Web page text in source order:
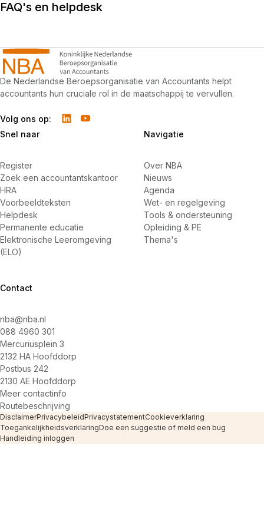
FAQ's en helpdesk
De Nederlandse Beroepsorganisatie van Accountants helpt
accountants hun cruciale rol in de maatschappij te vervullen.
Volg ons op:
Snel naar
Register
Zoek een accountantskantoor
HRA
Voorbeeldteksten
Helpdesk
Permanente educatie
Elektronische Leeromgeving
(ELO)
Navigatie
Over NBA
Nieuws
Agenda
Wet- en regelgeving
Tools & ondersteuning
Opleiding & PE
Thema's
Contact
nba@nba.nl
088 4960 301
Mercuriusplein 3
2132 HA Hoofddorp
Postbus 242
2130 AE Hoofddorp
Meer contactinfo
Routebeschrijving
DisclaimerPrivacybeleidPrivacystatementCookieverklaring
ToegankelijkheidsverklaringDoe een suggestie of meld een bug
Handleiding inloggen